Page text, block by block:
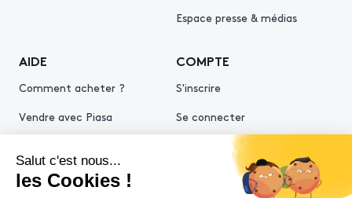
Espace presse & médias
AIDE
Comment acheter ?
Vendre avec Piasa
COMPTE
S'inscrire
Se connecter